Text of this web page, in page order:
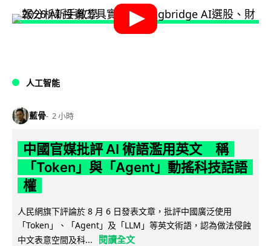
人工智能
藍骨 2 小時
中國官媒批評 AI 術語濫用英文 稱
「Token」與「Agent」動搖科技話語
權
人民網旗下評論於 8 月 6 日發表文章，批評中國廣泛使用
「Token」、「Agent」及「LLM」等英文術語，認為做法侵蝕
中文表意空間及科...
閱讀全文